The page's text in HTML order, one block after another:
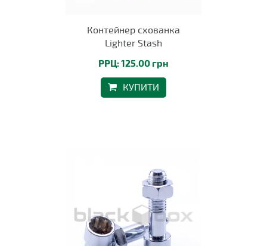
Контейнер схованка
Lighter Stash
РРЦ: 125.00 грн
КУПИТИ